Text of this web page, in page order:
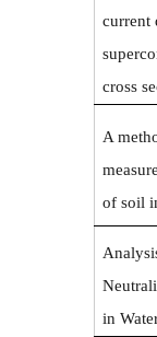
current
cross
A
of soil
in